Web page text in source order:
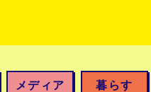
メディア 暮らす